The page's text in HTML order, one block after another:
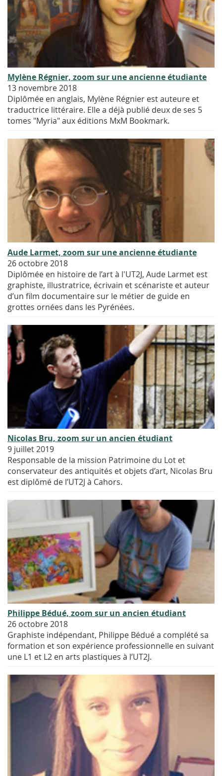
Mylène Régnier, zoom sur une ancienne étudiante
13 novembre 2018
Diplômée en anglais, Mylène Régnier est auteure et
traductrice littéraire. Elle a déjà publié deux de ses 5
tomes "Myria" aux éditions MxM Bookmark.
Aude Larmet, zoom sur une ancienne étudiante
26 octobre 2018
Diplômée en histoire de l’art à l'UT2J, Aude Larmet est
graphiste, illustratrice, écrivain et scénariste et auteur
d’un film documentaire sur le métier de guide en
grottes ornées dans les Pyrénées.
Nicolas Bru, zoom sur un ancien étudiant
9 juillet 2019
Responsable de la mission Patrimoine du Lot et
conservateur des antiquités et objets d’art, Nicolas Bru
est diplômé de l’UT2J à Cahors.
Philippe Bédué, zoom sur un ancien étudiant
26 octobre 2018
Graphiste indépendant, Philippe Bédué a complété sa
formation et son expérience professionnelle en suivant
une L1 et L2 en arts plastiques à l’UT2J.